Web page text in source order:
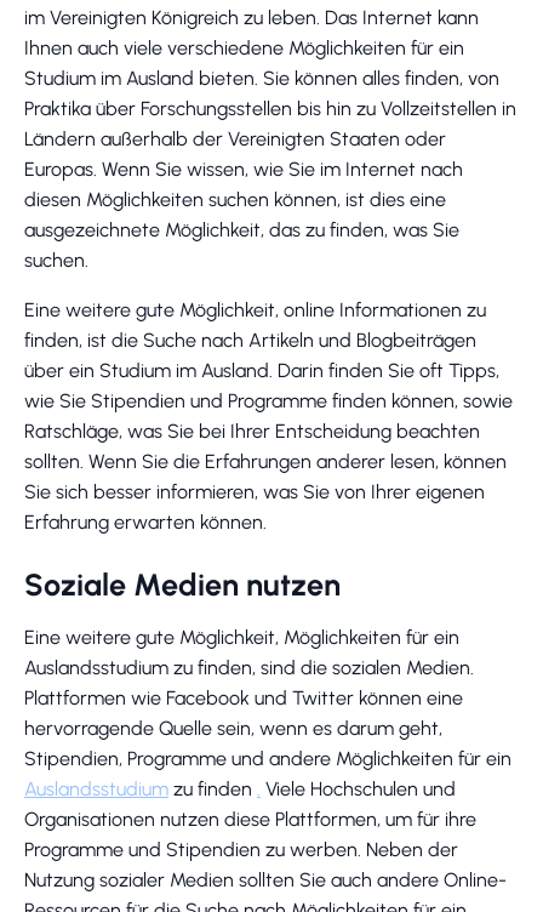
im Vereinigten Königreich zu leben. Das Internet kann
Ihnen auch viele verschiedene Möglichkeiten für ein
Studium im Ausland bieten. Sie können alles finden, von
Praktika über Forschungsstellen bis hin zu Vollzeitstellen in
Ländern außerhalb der Vereinigten Staaten oder
Europas. Wenn Sie wissen, wie Sie im Internet nach
diesen Möglichkeiten suchen können, ist dies eine
ausgezeichnete Möglichkeit, das zu finden, was Sie
suchen.
Eine weitere gute Möglichkeit, online Informationen zu
finden, ist die Suche nach Artikeln und Blogbeiträgen
über ein Studium im Ausland. Darin finden Sie oft Tipps,
wie Sie Stipendien und Programme finden können, sowie
Ratschläge, was Sie bei Ihrer Entscheidung beachten
sollten. Wenn Sie die Erfahrungen anderer lesen, können
Sie sich besser informieren, was Sie von Ihrer eigenen
Erfahrung erwarten können.
Soziale Medien nutzen
Eine weitere gute Möglichkeit, Möglichkeiten für ein
Auslandsstudium zu finden, sind die sozialen Medien.
Plattformen wie Facebook und Twitter können eine
hervorragende Quelle sein, wenn es darum geht,
Stipendien, Programme und andere Möglichkeiten für ein
Auslandsstudium zu finden . Viele Hochschulen und
Organisationen nutzen diese Plattformen, um für ihre
Programme und Stipendien zu werben. Neben der
Nutzung sozialer Medien sollten Sie auch andere Online-